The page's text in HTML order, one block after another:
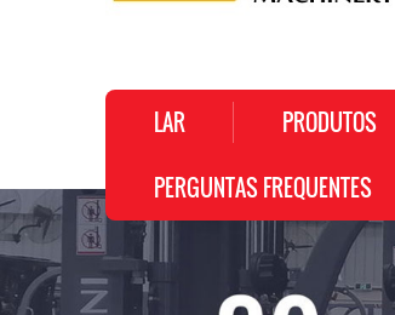
LAR PRODUTOS
PERGUNTAS FREQUENTES